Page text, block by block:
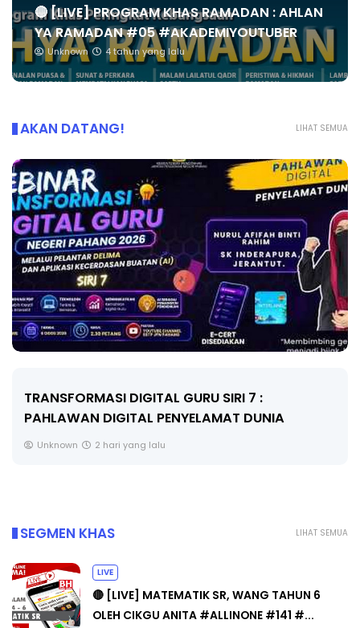
🔴 [LIVE] PROGRAM KHAS RAMADAN : AHLAN
YA RAMADAN #05 #AKADEMIYOUTUBER
Unknown 4 tahun yang lalu
LIHAT SEMUA
AKAN DATANG!
MAJLIS ANUGERAH FFK (FESTIVAL LENSA
PENDIDIKAN - FLeP) 2026
Unknown 3 hari yang lalu
LIHAT SEMUA
SEGMEN KHAS
LIVE
🔴 [LIVE] MATEMATIK SR, WANG TAHUN 6
OLEH CIKGU ANITA #ALLINONE #141 #...